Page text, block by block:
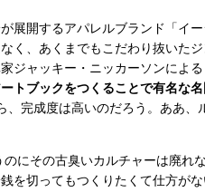
展開するアパレルブランド「イ
く、あくまでもこだわり抜いた
ジャッキー・ニッカーソンによ
トブックをつくることで有名な
、完成度は高いのだろう。ああ、
にその古臭いカルチャーは廃れ
を切ってもつくりたくて仕方が